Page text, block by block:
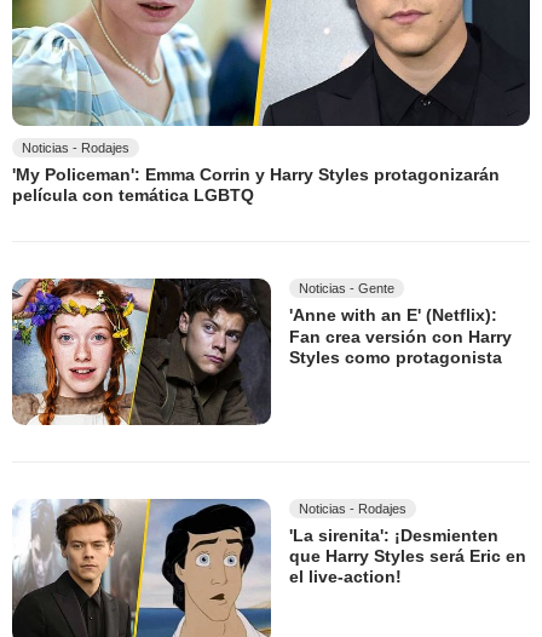
Noticias - Rodajes
'My Policeman': Emma Corrin y Harry Styles protagonizarán
película con temática LGBTQ
Noticias - Gente
'Anne with an E' (Netflix):
Fan crea versión con Harry
Styles como protagonista
Noticias - Rodajes
'La sirenita': ¡Desmienten
que Harry Styles será Eric en
el live-action!